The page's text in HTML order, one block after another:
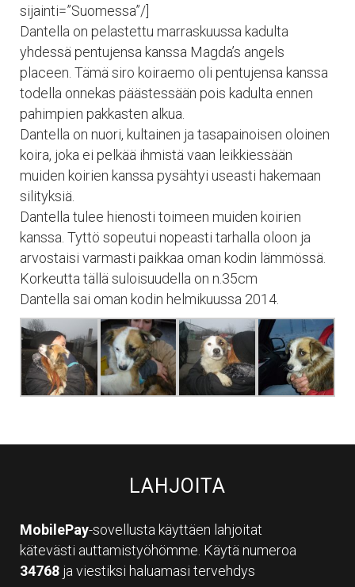
sijainti=”Suomessa”/]
Dantella on pelastettu marraskuussa kadulta
yhdessä pentujensa kanssa Magda’s angels
placeen. Tämä siro koiraemo oli pentujensa kanssa
todella onnekas päästessään pois kadulta ennen
pahimpien pakkasten alkua.
Dantella on nuori, kultainen ja tasapainoisen oloinen
koira, joka ei pelkää ihmistä vaan leikkiessään
muiden koirien kanssa pysähtyi useasti hakemaan
silityksiä.
Dantella tulee hienosti toimeen muiden koirien
kanssa. Tyttö sopeutui nopeasti tarhalla oloon ja
arvostaisi varmasti paikkaa oman kodin lämmössä.
Korkeutta tällä suloisuudella on n.35cm
Dantella sai oman kodin helmikuussa 2014.
LAHJOITA
MobilePay-sovellusta käyttäen lahjoitat
kätevästi auttamistyöhömme. Käytä numeroa
34768 ja viestiksi haluamasi tervehdys